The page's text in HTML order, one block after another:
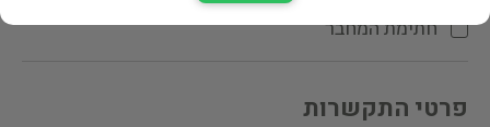
חתימת המחבר
פרטי התקשרות